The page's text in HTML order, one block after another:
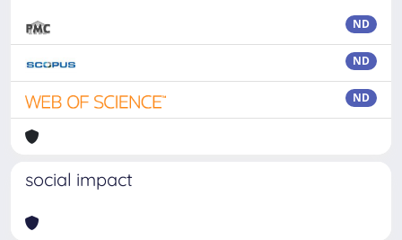
ND
ND
ND
social impact